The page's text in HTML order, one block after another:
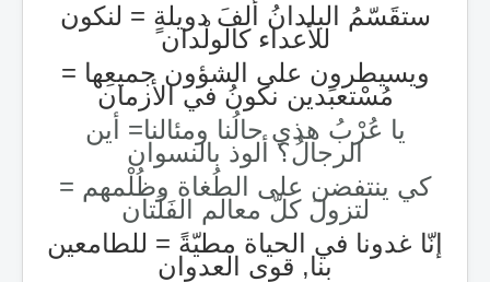
ستقَسّمُ البلدانُ ألفَ دويلةٍ = لنكون
للأعداء كالولْدان
ويسيطرون على الشؤون جميعِها =
مُسْتعبَدين نكونُ في الأزمان
يا عُرْبُ هذي حالُنا ومئالنا= أين
الرجالُ؟ ألوذ بالنسوان
كي ينتفضن على الطُغاة وظُلْمهم =
لتزولَ كلّ معالم الفَلَتان
إنّا غدونا في الحياة مطيّةً = للطامعين
بنا, قوى العدوان